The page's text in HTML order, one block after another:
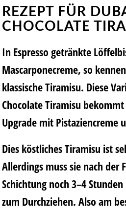
REZEPT FÜR
CHOCOLATE
In Espresso getränkte
Mascarponecreme, so
klassische Tiramisu. Diese
Chocolate Tiramisu
Upgrade mit Pistaziencreme
Dies köstliches Tiramisu ist
Allerdings muss sie nach der
Schichtung noch 3–4
zum Durchziehen. Also am